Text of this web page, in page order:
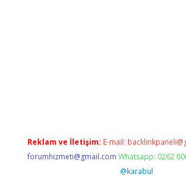
Reklam ve İletişim: E-mail:
forumhizmeti@gmail.com Whatsapp: 0262
@karabul